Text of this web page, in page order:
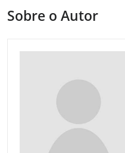
Sobre o Autor